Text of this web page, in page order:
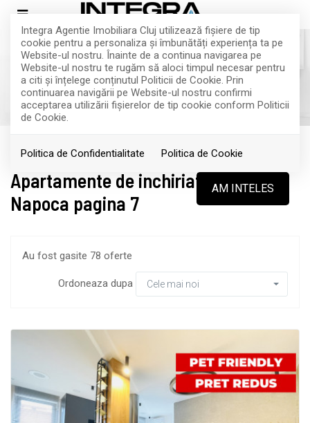
Integra Agentie Imobiliara Cluj utilizează fişiere de tip
cookie pentru a personaliza și îmbunătăți experiența ta pe
Website-ul nostru. Înainte de a continua navigarea pe
Website-ul nostru te rugăm să aloci timpul necesar pentru
a citi și înțelege conținutul Politicii de Cookie. Prin
continuarea navigării pe Website-ul nostru confirmi
acceptarea utilizării fişierelor de tip cookie conform Politicii
de Cookie.
Politica de Confidentialitate Politica de Cookie
AM INTELES
Filtreaza
Apartamente de inchiriat in Cluj-
Napoca pagina 7
Au fost gasite 78 oferte
Ordoneaza dupa Cele mai noi